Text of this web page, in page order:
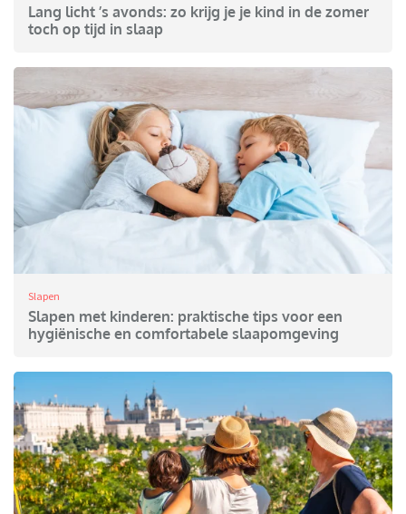
Lang licht ’s avonds: zo krijg je je kind in de zomer
toch op tijd in slaap
Slapen
Slapen met kinderen: praktische tips voor een
hygiënische en comfortabele slaapomgeving